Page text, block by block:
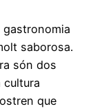
saborosa.
són dos
cultura
que